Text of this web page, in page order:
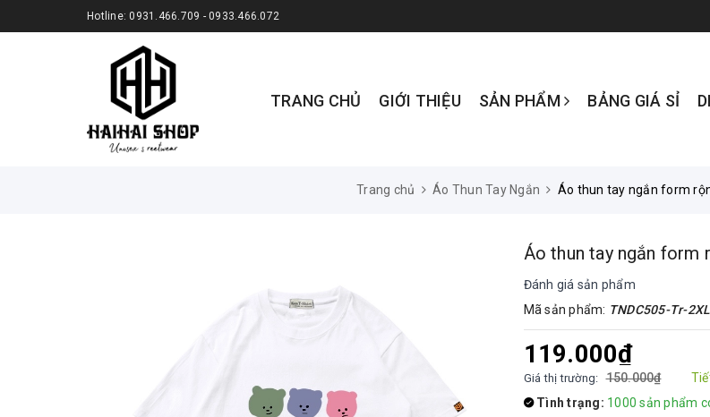
Hotline:0931.466.709 - 0933.466.072
TRANG CHỦ GIỚI THIỆU SẢN PHẨM BẢNG GIÁ SỈ
Trang chủ Áo Thun Tay Ngắn Áo thun tay ngắn form
Áo thun tay ngắn form
Đánh giá sản phẩm
Mã sản phẩm: TNDC505-Tr-2XL
119.000₫
Giá thị trường: 150.000₫
Tình trạng: 1000 sản phẩm